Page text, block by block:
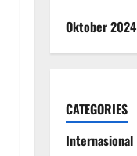
Oktober 2024
CATEGORIES
Internasional